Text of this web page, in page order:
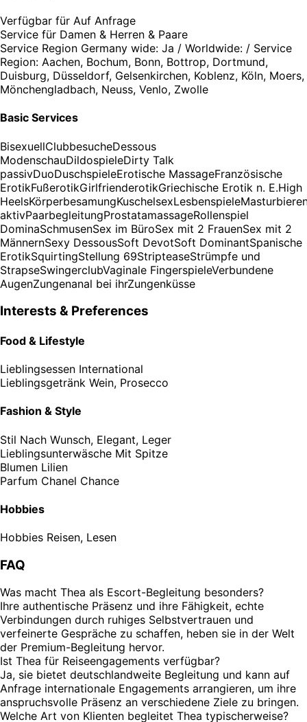
Verfügbar für Auf Anfrage
Service für Damen & Herren & Paare
Service Region Germany wide: Ja / Worldwide: / Service
Region: Aachen, Bochum, Bonn, Bottrop, Dortmund,
Duisburg, Düsseldorf, Gelsenkirchen, Koblenz, Köln, Moers,
Mönchengladbach, Neuss, Venlo, Zwolle
Basic Services
BisexuellClubbesucheDessous
ModenschauDildospieleDirty Talk
passivDuoDuschspieleErotische MassageFranzösische
ErotikFußerotikGirlfrienderotikGriechische Erotik n. E.High
HeelsKörperbesamungKuschelsexLesbenspiele
aktivPaarbegleitungProstatamassageRollenspiel
DominaSchmusenSex im BüroSex mit 2 FrauenSex mit 2
MännernSexy DessousSoft DevotSoft DominantSpanische
ErotikSquirtingStellung 69StripteaseStrümpfe und
StrapseSwingerclubVaginale FingerspieleVerbundene
AugenZungenanal bei ihrZungenküsse
Interests & Preferences
Food & Lifestyle
Lieblingsessen International
Lieblingsgetränk Wein, Prosecco
Fashion & Style
Stil Nach Wunsch, Elegant, Leger
Lieblingsunterwäsche Mit Spitze
Blumen Lilien
Parfum Chanel Chance
Hobbies
Hobbies Reisen, Lesen
FAQ
Was macht Thea als Escort-Begleitung besonders?
Ihre authentische Präsenz und ihre Fähigkeit, echte
Verbindungen durch ruhiges Selbstvertrauen und
verfeinerte Gespräche zu schaffen, heben sie in der Welt
der Premium-Begleitung hervor.
Ist Thea für Reiseengagements verfügbar?
Ja, sie bietet deutschlandweite Begleitung und kann auf
Anfrage internationale Engagements arrangieren, um ihre
anspruchsvolle Präsenz an verschiedene Ziele zu bringen.
Welche Art von Klienten begleitet Thea typischerweise?